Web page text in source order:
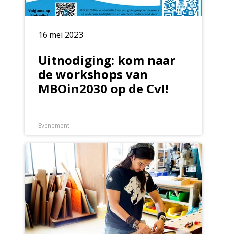
16 mei 2023
Uitnodiging: kom naar
de workshops van
MBOin2030 op de CvI!
Evenement